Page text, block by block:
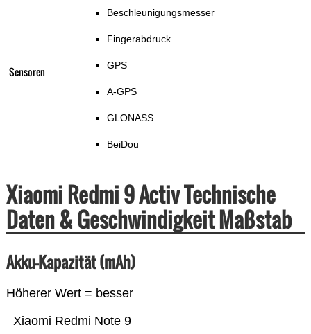
Sensoren
Beschleunigungsmesser
Fingerabdruck
GPS
A-GPS
GLONASS
BeiDou
Xiaomi Redmi 9 Activ Technische
Daten & Geschwindigkeit Maßstab
Akku-Kapazität (mAh)
Höherer Wert = besser
Xiaomi Redmi Note 9